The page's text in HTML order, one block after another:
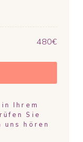
480€
Ihrem
Sie
uns hören